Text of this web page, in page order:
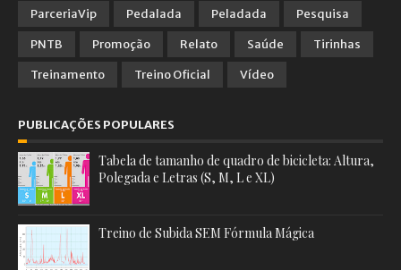
ParceriaVip
Pedalada Peladada
Pesquisa
PNTB
Promoção Relato Saúde
Tirinhas
Treinamento
Treino Oficial Vídeo
PUBLICAÇÕES POPULARES
Tabela de tamanho de quadro de bicicleta: Altura,
Polegada e Letras (S, M, L e XL)
Treino de Subida SEM Fórmula Mágica